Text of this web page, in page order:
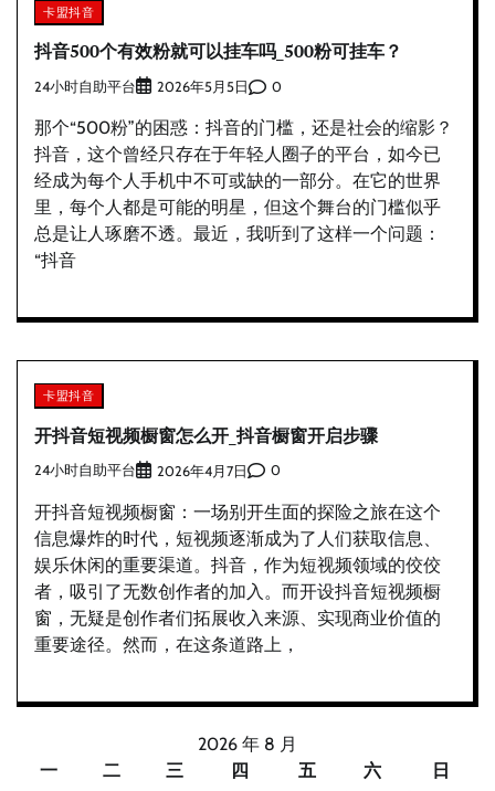
卡盟抖音
抖音500个有效粉就可以挂车吗_500粉可挂车？
24小时自助平台 2026年5月5日 0
那个“500粉”的困惑：抖音的门槛，还是社会的缩影？
抖音，这个曾经只存在于年轻人圈子的平台，如今已
经成为每个人手机中不可或缺的一部分。在它的世界
里，每个人都是可能的明星，但这个舞台的门槛似乎
总是让人琢磨不透。最近，我听到了这样一个问题：
“抖音
卡盟抖音
开抖音短视频橱窗怎么开_抖音橱窗开启步骤
24小时自助平台 2026年4月7日 0
开抖音短视频橱窗：一场别开生面的探险之旅在这个
信息爆炸的时代，短视频逐渐成为了人们获取信息、
娱乐休闲的重要渠道。抖音，作为短视频领域的佼佼
者，吸引了无数创作者的加入。而开设抖音短视频橱
窗，无疑是创作者们拓展收入来源、实现商业价值的
重要途径。然而，在这条道路上，
2026 年 8 月
一
二 三 四 五 六
日